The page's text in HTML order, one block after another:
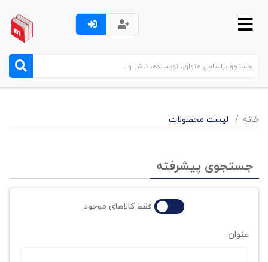
خانه لیست محصولات
جستجوی پیشرفته
فقط کالاهای موجود
عنوان